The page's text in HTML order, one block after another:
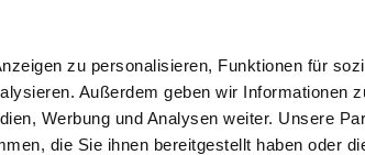
zu personalisieren, Funktionen für
Außerdem geben wir Informationen
Werbung und Analysen weiter. Unsere
die Sie ihnen bereitgestellt haben oder
Versandkosten
Bibliografische Angaben